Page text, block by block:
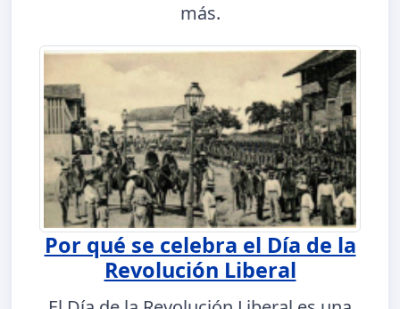
más.
Por qué se celebra el Día de la
Revolución Liberal